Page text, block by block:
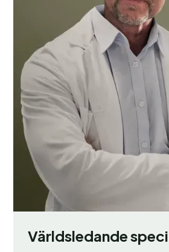
Världsledande